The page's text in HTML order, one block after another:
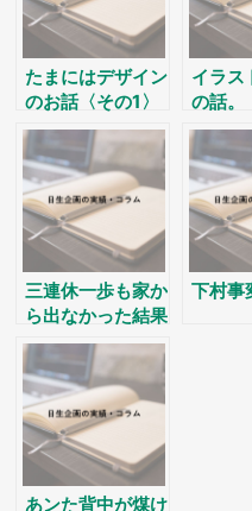
たまにはデザイン
のお話〈その1〉
イラス
の話。
三連休一歩も家か
ら出なかった結果
ｗｗｗｗｗｗｗｗ
ｗｗｗ
下村事
あンた背中が煤け